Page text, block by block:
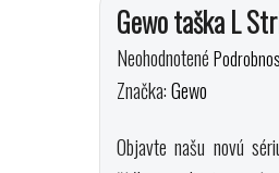
Gewo taška L
Priemerné
hodnotenie
je
Neohodnotené
Značka:Gewo
Objavte našu novú